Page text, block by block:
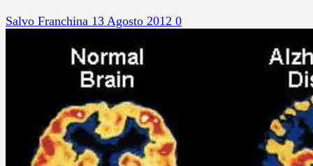
Salvo Franchina 13 Agosto 2012 0